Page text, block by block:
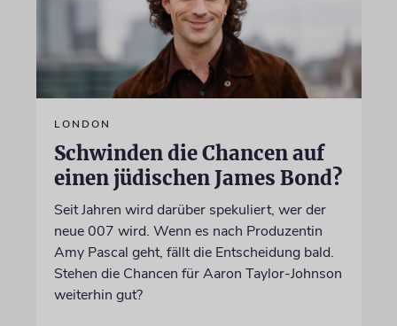
LONDON
Schwinden die Chancen auf
einen jüdischen James Bond?
Seit Jahren wird darüber spekuliert, wer der
neue 007 wird. Wenn es nach Produzentin
Amy Pascal geht, fällt die Entscheidung bald.
Stehen die Chancen für Aaron Taylor-Johnson
weiterhin gut?